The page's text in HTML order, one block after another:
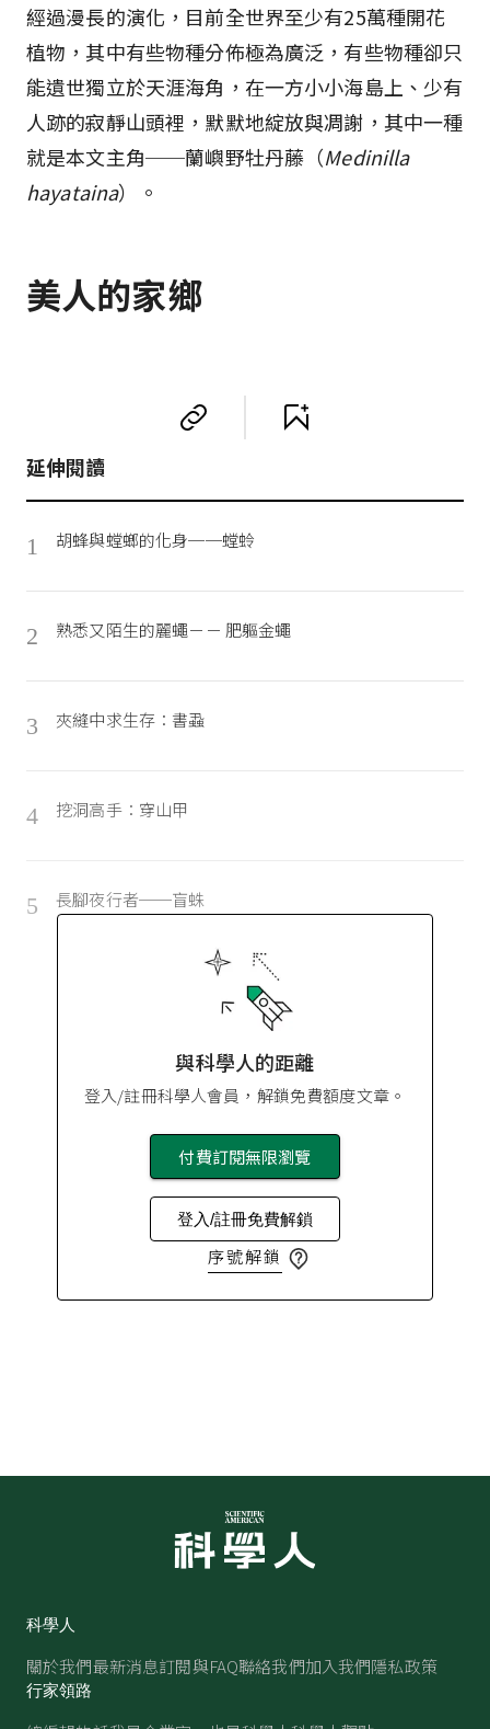
經過漫長的演化，目前全世界至少有25萬種開花
植物，其中有些物種分佈極為廣泛，有些物種卻只
能遺世獨立於天涯海角，在一方小小海島上、少有
人跡的寂靜山頭裡，默默地綻放與凋謝，其中一種
就是本文主角──蘭嶼野牡丹藤（Medinilla
hayataina）。
美人的家鄉
延伸閱讀
1 胡蜂與螳螂的化身──螳蛉
2 熟悉又陌生的麗蠅－－ 肥軀金蠅
3 夾縫中求生存：書蝨
4 挖洞高手：穿山甲
5 長腳夜行者──盲蛛
與科學人的距離
登入/註冊科學人會員，解鎖免費額度文章。
付費訂閱無限瀏覽
登入/註冊免費解鎖
序號解鎖
科學人
關於我們最新消息訂閱與FAQ聯絡我們加入我們隱私政策
行家領路